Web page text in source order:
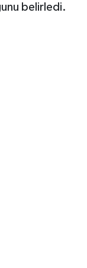
belirledi.